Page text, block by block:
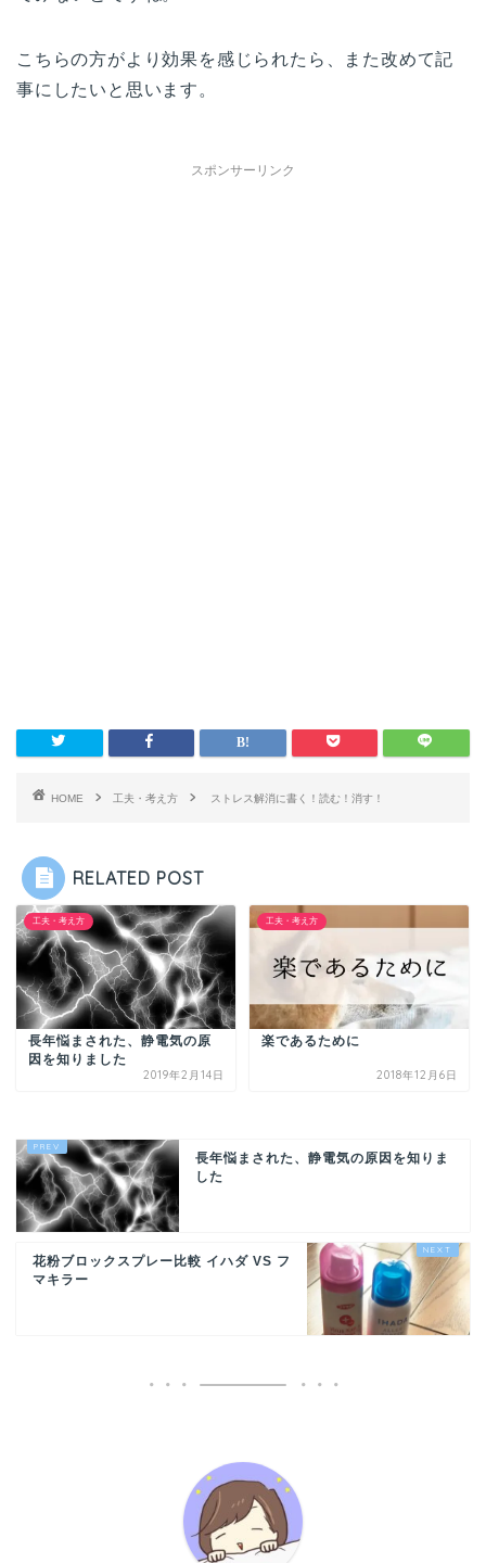
こちらの方がより効果を感じられたら、また改めて記
事にしたいと思います。
スポンサーリンク
HOME 工夫・考え方 ストレス解消に書く！読む！消す！
RELATED POST
工夫・考え方
長年悩まされた、静電気の原
因を知りました
2019年2月14日
工夫・考え方
楽であるために
2018年12月6日
長年悩まされた、静電気の原因を知りま
した
花粉ブロックスプレー比較 イハダ VS フ
マキラー